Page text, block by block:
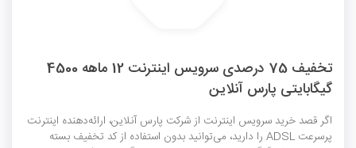
تخفیف 75 درصدی سرویس اینترنت 12 ماهه 4500
گیگابایتی پارس آنلاین
اگر قصد خرید سرویس اینترنت از شرکت پارس آنلاین، ارائه‌دهنده اینترنت
پرسرعت ADSL را دارید، می‌توانید بدون استفاده از کد تخفیف بسته